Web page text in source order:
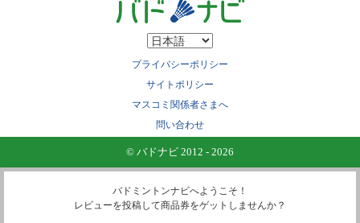
プライバシーポリシー
サイトポリシー
マスコミ関係者さまへ
問い合わせ
© バドナビ 2012 - 2026
バドミントンナビへようこそ！
レビューを投稿して商品券をゲットしませんか？